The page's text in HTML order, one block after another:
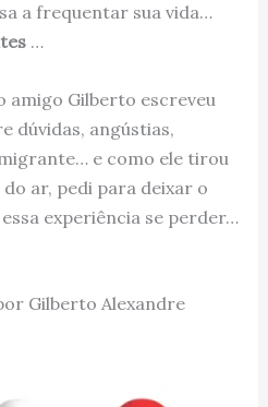
a frequentar sua vida…
…
amigo Gilberto escreveu
dúvidas, angústias,
e como ele tirou
ar, pedi para deixar o
experiência se perder…
Gilberto Alexandre